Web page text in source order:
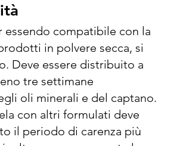
anno contro Oidio,
minimo di 5-7 giorni: la 1° e
a BBCH 13-14 (3-4 foglie
dalla apertura delle
da BBCH 71-75
nocula). Il
con impolveratori
variabile. Durante
che la nube investa
compatibile con la
in polvere secca, si
Deve essere distribuito a
tre settimane
oli minerali e del captano.
con altri formulati deve
il periodo di carenza più